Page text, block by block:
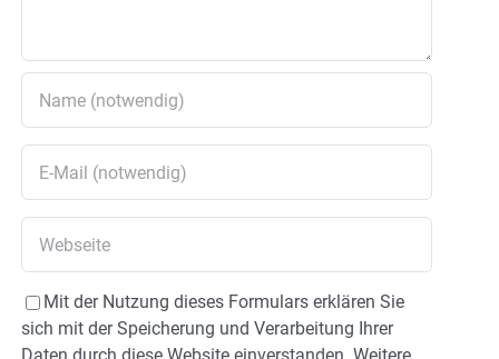
Mit der Nutzung dieses Formulars erklären Sie
sich mit der Speicherung und Verarbeitung Ihrer